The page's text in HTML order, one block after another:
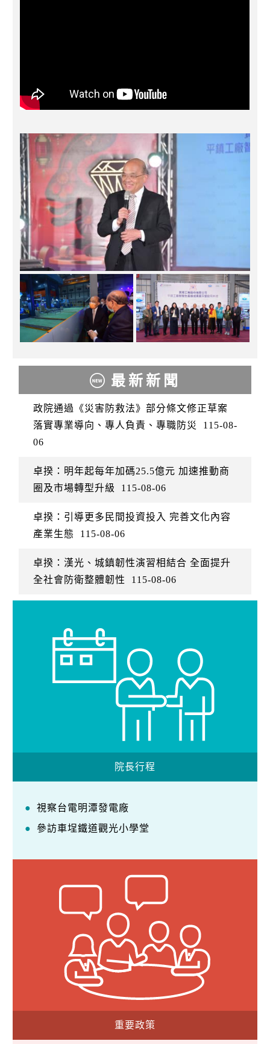
最新新聞
政院通過《災害防救法》部分條文修正草案
落實專業導向、專人負責、專職防災
115-08-
06
卓揆：明年起每年加碼25.5億元 加速推動商
圈及市場轉型升級
115-08-06
卓揆：引導更多民間投資投入 完善文化內容
產業生態
115-08-06
卓揆：漢光、城鎮韌性演習相結合 全面提升
全社會防衛整體韌性
115-08-06
院長行程
視察台電明潭發電廠
參訪車埕鐵道觀光小學堂
重要政策